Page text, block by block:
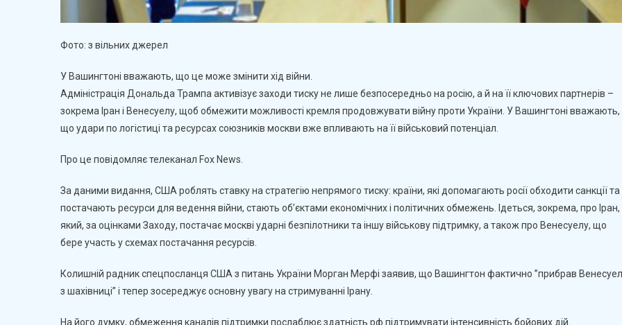
Фото: з вільних джерел
У Вашингтоні вважають, що це може змінити хід війни.
Адміністрація Дональда Трампа активізує заходи тиску не лише безпосередньо на росію, а й на її ключових партнерів –
зокрема Іран і Венесуелу, щоб обмежити можливості кремля продовжувати війну проти України. У Вашингтоні вважають,
що удари по логістиці та ресурсах союзників москви вже впливають на її військовий потенціал.
Про це повідомляє телеканал Fox News.
За даними видання, США роблять ставку на стратегію непрямого тиску: країни, які допомагають росії обходити санкції та
постачають ресурси для ведення війни, стають об’єктами економічних і політичних обмежень. Ідеться, зокрема, про Іран,
який, за оцінками Заходу, постачає москві ударні безпілотники та іншу військову підтримку, а також про Венесуелу, що
бере участь у схемах постачання ресурсів.
Колишній радник спецпосланця США з питань України Морган Мерфі заявив, що Вашингтон фактично ”прибрав
з шахівниці” і тепер зосереджує основну увагу на стримуванні Ірану.
На його думку, обмеження каналів підтримки послаблює здатність рф підтримувати інтенсивність бойових дій.